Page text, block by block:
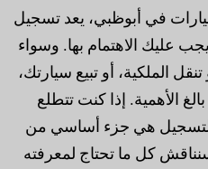
في أبوظبي، يعد تسجيل
عليك الاهتمام بها. وسواء
الملكية، أو تبيع سيارتك،
الأهمية. إذا كنت تتطلع
التسجيل هي جزء أساسي من
كل ما تحتاج لمعرفته